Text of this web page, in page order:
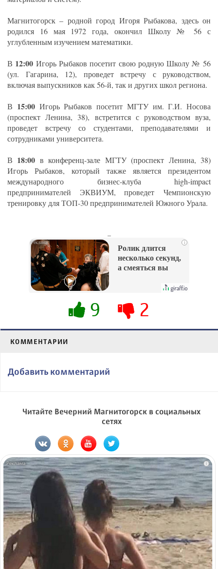
Магнитогорск – родной город Игоря Рыбакова, здесь он
родился 16 мая 1972 года, окончил Школу № 56 с
углубленным изучением математики.
В 12:00 Игорь Рыбаков посетит свою родную Школу № 56
(ул. Гагарина, 12), проведет встречу с руководством,
включая выпускников как 56-й, так и других школ региона.
В 15:00Игорь Рыбаков посетит МГТУ им. Г.И. Носова
(проспект Ленина, 38), встретится с руководством вуза,
проведет встречу со студентами, преподавателями и
сотрудниками университета.
В 18:00 в конференц-зале МГТУ (проспект Ленина, 38)
Игорь Рыбаков, который также является президентом
международного бизнес-клуба high-impact
предпринимателей ЭКВИУМ, проведет Чемпионскую
тренировку для ТОП-30 предпринимателей Южного Урала.
i
Ролик длится
несколько секунд,
а смеяться вы
9 2
КОММЕНТАРИИ
Добавить комментарий
Читайте Вечерний Магнитогорск в социальных
сетях
i